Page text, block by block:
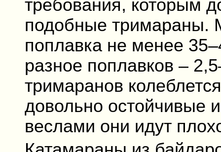
требования, которым
подобные тримараны.
поплавка не менее
разное поплавков –
тримаранов
довольно остойчивые
веслами они идут